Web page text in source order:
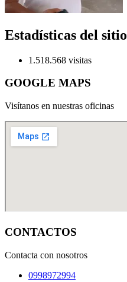
Estadísticas del sitio
1.518.568 visitas
GOOGLE MAPS
Visítanos en nuestras oficinas
CONTACTOS
Contacta con nosotros
0998972994